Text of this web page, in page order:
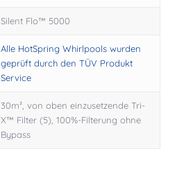
Silent Flo™ 5000
Alle HotSpring Whirlpools wurden
geprüft durch den TÜV Produkt
Service
30m², von oben einzusetzende Tri-
X™ Filter (5), 100%-Filterung ohne
Bypass